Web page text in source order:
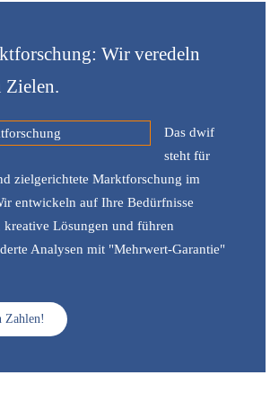
Wir veredeln
Zielen.
Das dwif
steht für
zielgerichtete Marktforschung im
entwickeln auf Ihre Bedürfnisse
kreative Lösungen und führen
Analysen mit "Mehrwert-Garantie"
Zahlen!